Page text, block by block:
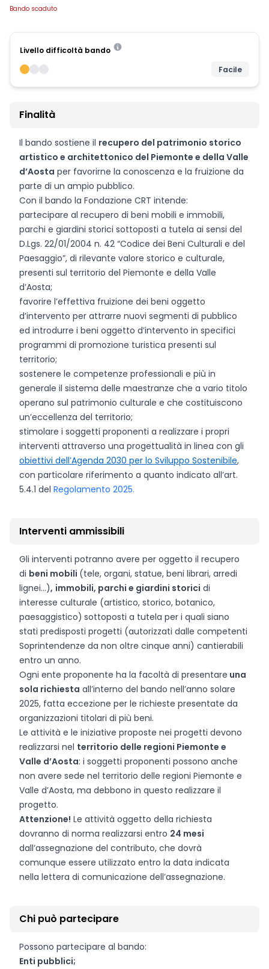
Bando scaduto
Livello difficoltà bando
Facile
Finalità
Il bando sostiene il recupero del patrimonio storico
artistico e architettonico del Piemonte e della Valle
d’Aosta per favorirne la conoscenza e la fruizione da
parte di un ampio pubblico.
Con il bando la Fondazione CRT intende:
partecipare al recupero di beni mobili e immobili,
parchi e giardini storici sottoposti a tutela ai sensi del
D.Lgs. 22/01/2004 n. 42 “Codice dei Beni Culturali e del
Paesaggio”, di rilevante valore storico e culturale,
presenti sul territorio del Piemonte e della Valle
d’Aosta;
favorire l’effettiva fruizione dei beni oggetto
d’intervento per attrarre nuovi segmenti di pubblico
ed introdurre i beni oggetto d’intervento in specifici
programmi di promozione turistica presenti sul
territorio;
sostenere le competenze professionali e più in
generale il sistema delle maestranze che a vario titolo
operano sul patrimonio culturale e che costituiscono
un’eccellenza del territorio;
stimolare i soggetti proponenti a realizzare i propri
interventi attraverso una progettualità in linea con gli
obiettivi dell’Agenda 2030 per lo Sviluppo Sostenibile,
con particolare riferimento a quanto indicato all’art.
5.4.1 del Regolamento 2025.
Interventi ammissibili
Gli interventi potranno avere per oggetto il recupero
di beni mobili (tele, organi, statue, beni librari, arredi
lignei…), immobili, parchi e giardini storici di
interesse culturale (artistico, storico, botanico,
paesaggistico) sottoposti a tutela per i quali siano
stati predisposti progetti (autorizzati dalle competenti
Soprintendenze da non oltre cinque anni) cantierabili
entro un anno.
Ogni ente proponente ha la facoltà di presentare una
sola richiesta all’interno del bando nell’anno solare
2025, fatta eccezione per le richieste presentate da
organizzazioni titolari di più beni.
Le attività e le iniziative proposte nei progetti devono
realizzarsi nel territorio delle regioni Piemonte e
Valle d’Aosta: i soggetti proponenti possono anche
non avere sede nel territorio delle regioni Piemonte e
Valle d’Aosta, ma debbono in questo realizzare il
progetto.
Attenzione! Le attività oggetto della richiesta
dovranno di norma realizzarsi entro 24 mesi
dall’assegnazione del contributo, che dovrà
comunque essere utilizzato entro la data indicata
nella lettera di comunicazione dell’assegnazione.
Chi può partecipare
Possono partecipare al bando:
Enti pubblici;